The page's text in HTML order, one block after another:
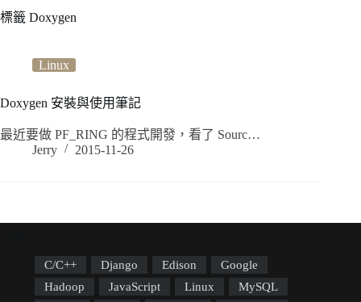
標籤 Doxygen
Linux
Doxygen 安裝與使用筆記
最近要做 PF_RING 的程式開發，看了 Sourc…
Jerry
2015-11-26
C/C++ Django Edison
Google
Hadoop
JavaScript Linux
MySQL